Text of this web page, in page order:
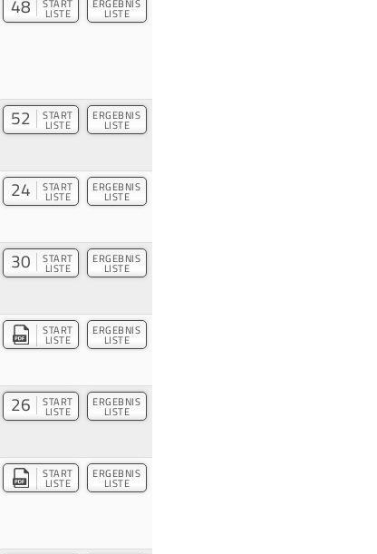
48 START
LISTE
ERGEBNIS
LISTE
52 START
LISTE
ERGEBNIS
LISTE
24 START
LISTE
ERGEBNIS
LISTE
30 START
LISTE
ERGEBNIS
LISTE
START
LISTE
ERGEBNIS
LISTE
26 START
LISTE
ERGEBNIS
LISTE
START
LISTE
ERGEBNIS
LISTE